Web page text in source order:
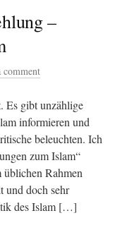
–
comment
Es gibt unzählige
informieren und
beleuchten. Ich
zum Islam“
üblichen Rahmen
und doch sehr
des Islam […]